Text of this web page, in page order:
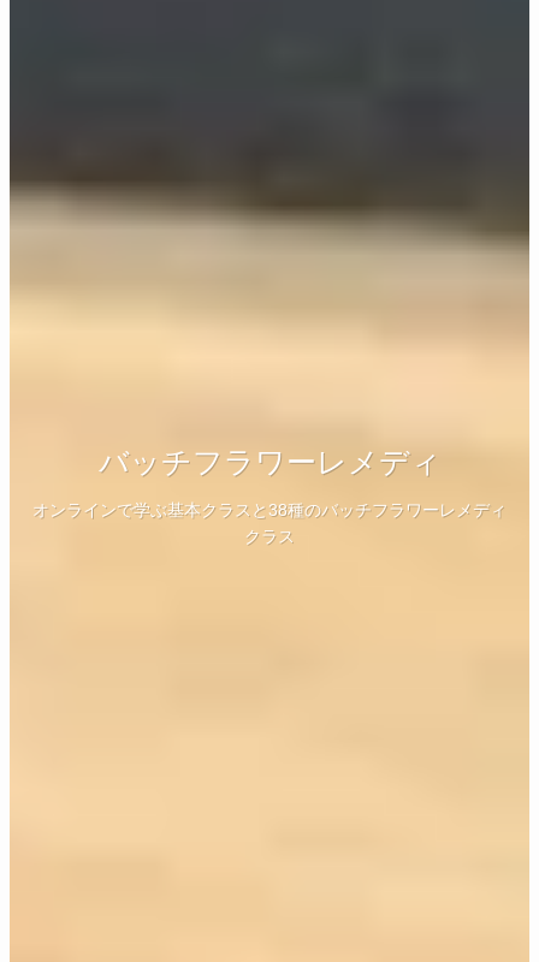
バイオグラフィーワーク講座
シュタイナーの7年周期による人生の学び
notebooks801
バッチフラワーレメディ
オンラインで学ぶ基本クラスと38種のバッチフラワーレメディ
クラス